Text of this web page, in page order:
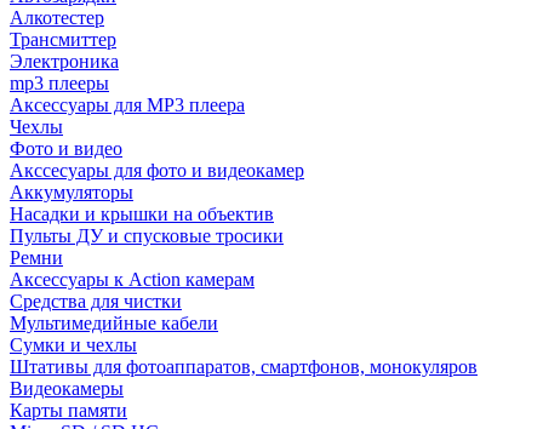
Алкотестер
Трансмиттер
Электроника
mp3 плееры
Аксессуары для MP3 плеера
Чехлы
Фото и видео
Акссесуары для фото и видеокамер
Аккумуляторы
Насадки и крышки на объектив
Пульты ДУ и спусковые тросики
Ремни
Аксессуары к Action камерам
Средства для чистки
Мультимедийные кабели
Сумки и чехлы
Штативы для фотоаппаратов, смартфонов, монокуляров
Видеокамеры
Карты памяти